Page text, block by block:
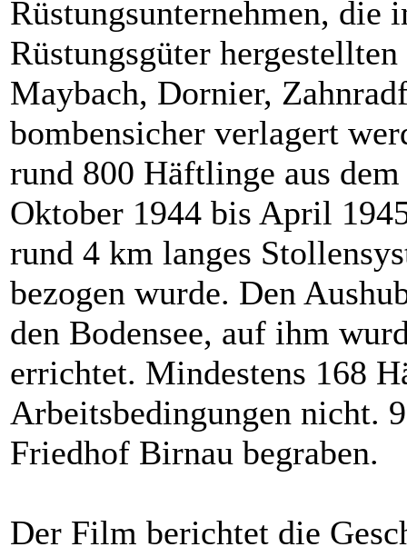
Rüstungsunternehmen, die
Rüstungsgüter
Maybach, Dornier,
bombensicher verlagert
rund 800 Häftlinge aus
Oktober 1944 bis April
rund 4 km langes
bezogen wurde. Den
den Bodensee, auf ihm
errichtet. Mindestens 168
Arbeitsbedingungen nicht.
Friedhof Birnau begraben.
Der Film berichtet die